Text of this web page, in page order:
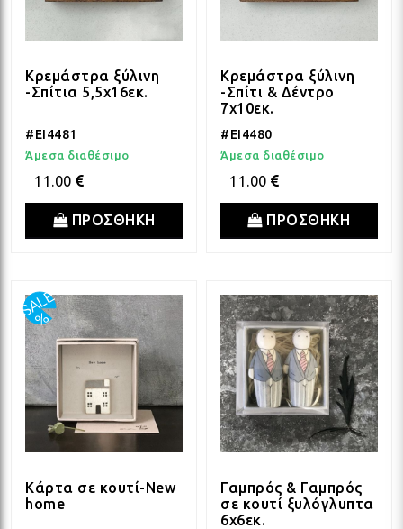
Κρεμάστρα ξύλινη
-Σπίτια 5,5x16εκ.
#EI4481
Άμεσα διαθέσιμο
11.00
ΠΡΟΣΘΗΚΗ
Κρεμάστρα ξύλινη
-Σπίτι & Δέντρο
7x10εκ.
#EI4480
Άμεσα διαθέσιμο
11.00
ΠΡΟΣΘΗΚΗ
Κάρτα σε κουτί-New
home
Γαμπρός & Γαμπρός
σε κουτί ξυλόγλυπτα
6x6εκ.